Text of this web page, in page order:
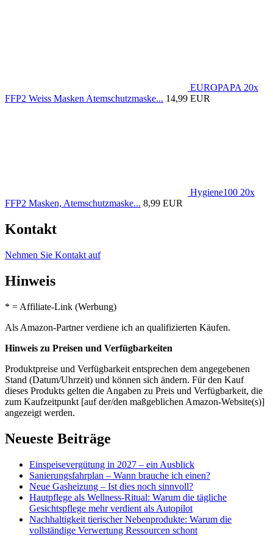
EUROPAPA 20x
FFP2 Weiss Masken Atemschutzmaske... 14,99 EUR
Hygiene100 20x
FFP2 Masken, Atemschutzmaske... 8,99 EUR
Kontakt
Nehmen Sie Kontakt auf
Hinweis
* = Affiliate-Link (Werbung)
Als Amazon-Partner verdiene ich an qualifizierten Käufen.
Hinweis zu Preisen und Verfügbarkeiten
Produktpreise und Verfügbarkeit entsprechen dem angegebenen
Stand (Datum/Uhrzeit) und können sich ändern. Für den Kauf
dieses Produkts gelten die Angaben zu Preis und Verfügbarkeit, die
zum Kaufzeitpunkt [auf der/den maßgeblichen Amazon-Website(s)]
angezeigt werden.
Neueste Beiträge
Einspeisevergütung in 2027 – ein Ausblick
Sanierungsfahrplan – Wann brauche ich einen?
Neue Gasheizung – Ist dies noch sinnvoll?
Hautpflege als Wellness-Ritual: Warum die tägliche
Gesichtspflege mehr verdient als Autopilot
Nachhaltigkeit tierischer Nebenprodukte: Warum die
vollständige Verwertung Ressourcen schont